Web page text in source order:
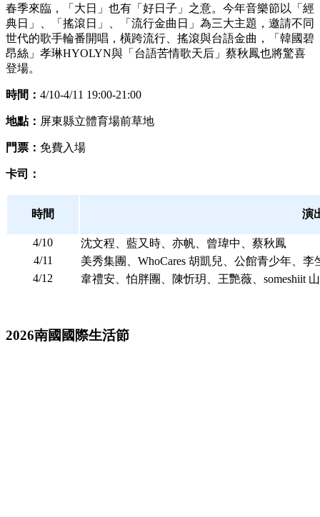
春季來臨，「大日」也有「好日子」之意。今年音樂節以「經
典日」、「搖滾日」、「流行金曲日」為三大主題，邀請不同
世代的歌手輪番開唱，橫跨流行、搖滾與台語金曲，「韓國碧
昂絲」孝琳HYOLYN與「台語苦情歌天后」蔡秋鳳也將驚喜
登場。
時間： 4/10-4/11 19:00-21:00
地點： 屏東縣立體育場前草地
門票： 免費入場
卡司：
時間 演
4/10
沈文程、藍又時、亦帆、曾瑋中、蔡秋鳳
4/11
美秀集團、WhoCares 胡凱兒、公館青少年、李
4/12
韋禮安、怕胖團、陳忻玥、王艷薇、someshiit
2026南國國際生活節